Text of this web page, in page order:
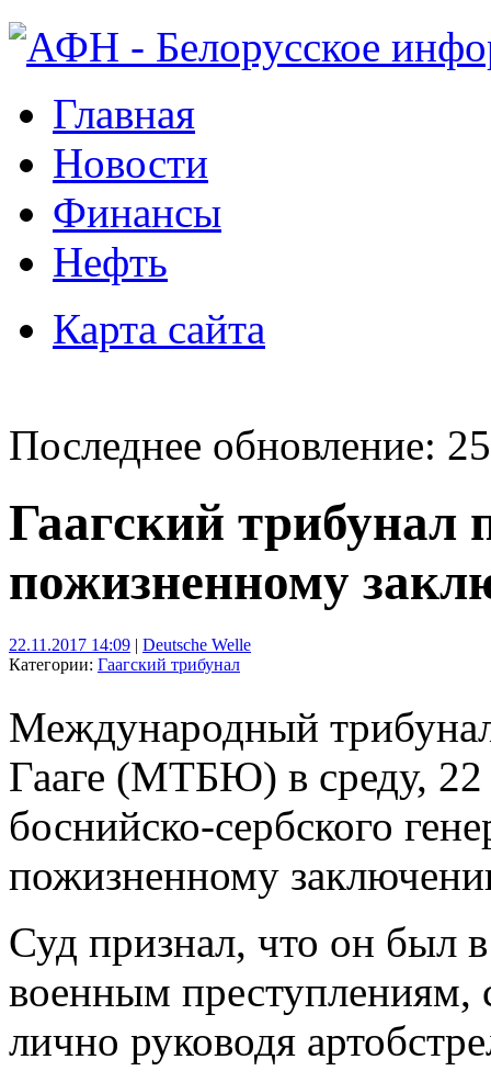
Главная
Новости
Финансы
Нефть
Карта сайта
Последнее обновление:
Гаагский
пожизненному
22.11.2017 14:09 | Deutsche Welle
Категории: Гаагский трибунал
Международный
Гааге (МТБЮ) в среду, 22
боснийско-сербского
пожизненному
Суд признал, что он был
военным
лично руководя